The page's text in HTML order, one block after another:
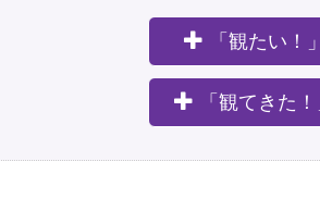
「観たい！
「観てきた